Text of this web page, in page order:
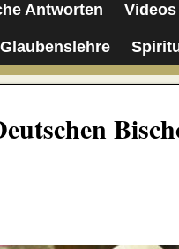
Antworten
Glaubenslehre